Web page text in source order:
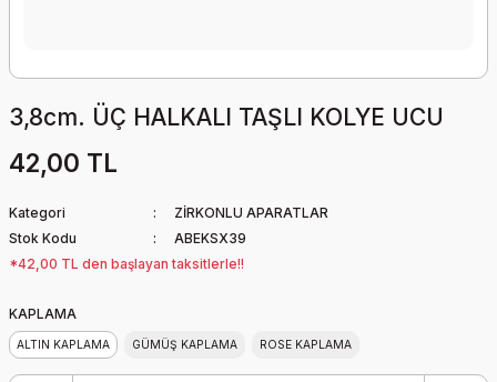
3,8cm. ÜÇ HALKALI TAŞLI KOLYE UCU
42,00 TL
Kategori
ZİRKONLU APARATLAR
Stok Kodu
ABEKSX39
*42,00 TL den başlayan taksitlerle!!
KAPLAMA
ALTIN KAPLAMA GÜMÜŞ KAPLAMA ROSE KAPLAMA